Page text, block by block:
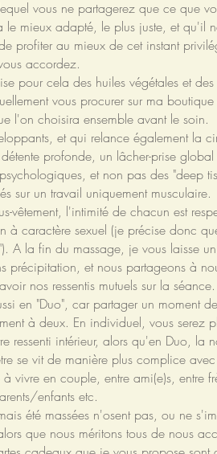
vous ne partagerez que ce que
le mieux adapté, le plus juste, et qu'il
profiter au mieux de cet instant
accordez.
pour cela des huiles végétales et des
vous procurer sur ma
l'on choisira ensemble avant le soin.
et qui relance également la
profonde, un lâcher-prise
et non pas des "deep
sur un travail uniquement musculaire.
vêtement, l'intimité de chacun est
à caractère sexuel (je précise donc
A la fin du massage, je vous laisse
précipitation, et nous partageons à
nos ressentis mutuels sur la séance.
en "Duo", car partager un moment
à deux. En individuel, vous serez
ressenti intérieur, alors qu'en Duo, la
se vit de manière plus complice
vivre en couple, entre ami(e)s, entre
enfants etc.
été massées n'osent pas, ou ne
que nous méritons tous de nous